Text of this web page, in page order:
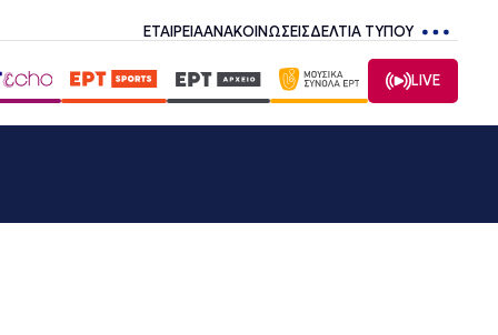
ΕΤΑΙΡΕΙΑΑΝΑΚΟΙΝΩΣΕΙΣΔΕΛΤΙΑ ΤΥΠΟΥ
LIVE